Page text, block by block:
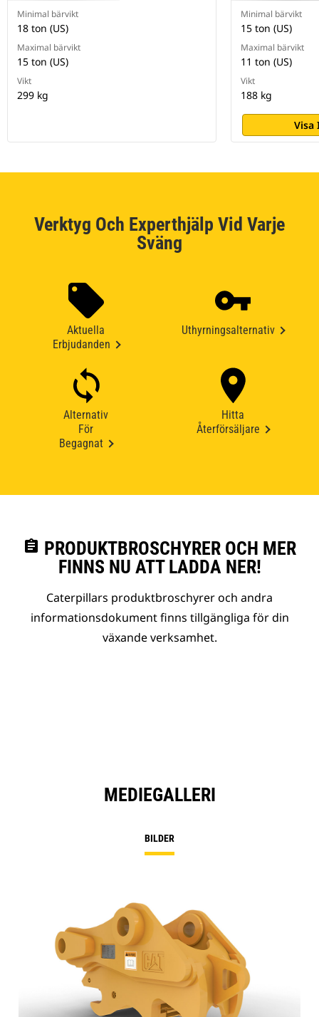
Minimal bärvikt
18 ton (US)
Maximal bärvikt
15 ton (US)
Vikt
299 kg
Minimal bärvikt
15 ton (US)
Maximal bärvikt
11 ton (US)
Vikt
188 kg
Visa
Verktyg Och Experthjälp Vid Varje
Sväng
Aktuella
Erbjudanden
Uthyrningsalternativ
Alternativ
För
Begagnat
Hitta
Återförsäljare
assignment PRODUKTBROSCHYRER OCH MER
FINNS NU ATT LADDA NER!
Caterpillars produktbroschyrer och andra
informationsdokument finns tillgängliga för din
växande verksamhet.
MEDIEGALLERI
BILDER